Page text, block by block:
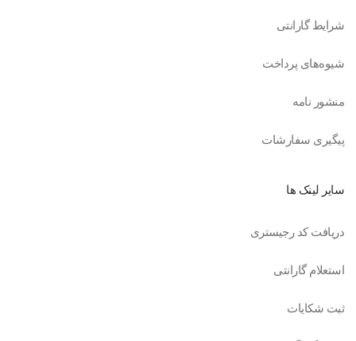
شرایط گارانتی
شیوه‌های پرداخت
منشور نامه
پیگیری سفارشات
سایر لینک ها
دریافت کد رجیستری
استعلام گارانتی
ثبت شکایات